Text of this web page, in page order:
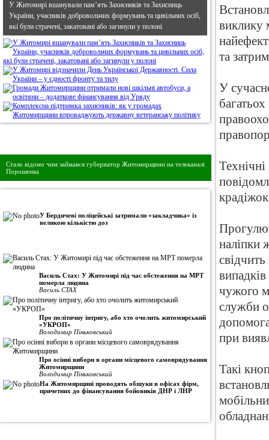
У Житомирі вшанували пам’ять Захисників та Захисниць
України, учасників добровольчих формувань та цивільних осіб,
які були страчені, закатовані або загинули у полоні
Стало відомо чим займався губернатор Житомирщини на телеканалі
Порошенка
У Бердичеві поліцейські затримали «закладчика» із
великою кількістю доз
Василь Стах: У Житомирі під час обстеження на МРТ
померла людина
Василь СТАХ
Про політичну інтригу, або хто очолить житомирський
«УКРОП»
Володимир Піньковський
Про осінні вибори в органи місцевого самоврядування
Житомирщини
Володимир Піньковський
На Житомирщині проводять обшуки в офісах фірм,
причетних до фінансування бойовиків ДНР і ЛНР
виклику
та
У
наліпки
чужого
служби
при
Такі